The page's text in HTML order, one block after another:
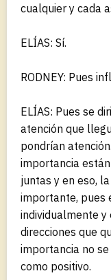
cualquier y cada
ELÍAS: Sí.
RODNEY: Pues
ELÍAS: Pues se
atención que
pondrían
importancia
juntas y en eso,
importante, pues
individualmente y
direcciones que
importancia no
como positivo.